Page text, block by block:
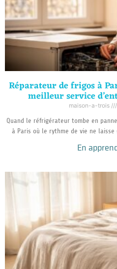
Réparateur de frigos à
meilleur service
maison-a-trois
Quand le réfrigérateur tombe en
à Paris où le rythme de vie ne
En